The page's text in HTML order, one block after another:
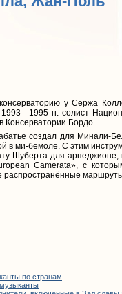
у Сержа
гг. солист
Консерватории Бордо.
создал для Минали-
в ми-бемоле. С этим
Шуберта для
Camerata», с
по странам